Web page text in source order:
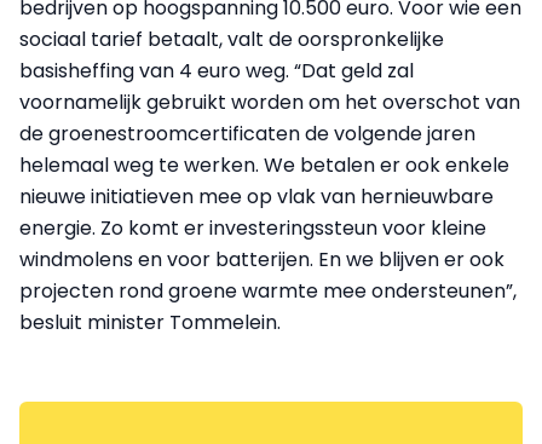
bedrijven op hoogspanning 10.500 euro. Voor wie een
sociaal tarief betaalt, valt de oorspronkelijke
basisheffing van 4 euro weg. “Dat geld zal
voornamelijk gebruikt worden om het overschot van
de groenestroomcertificaten de volgende jaren
helemaal weg te werken. We betalen er ook enkele
nieuwe initiatieven mee op vlak van hernieuwbare
energie. Zo komt er investeringssteun voor kleine
windmolens en voor batterijen. En we blijven er ook
projecten rond groene warmte mee ondersteunen”,
besluit minister Tommelein.